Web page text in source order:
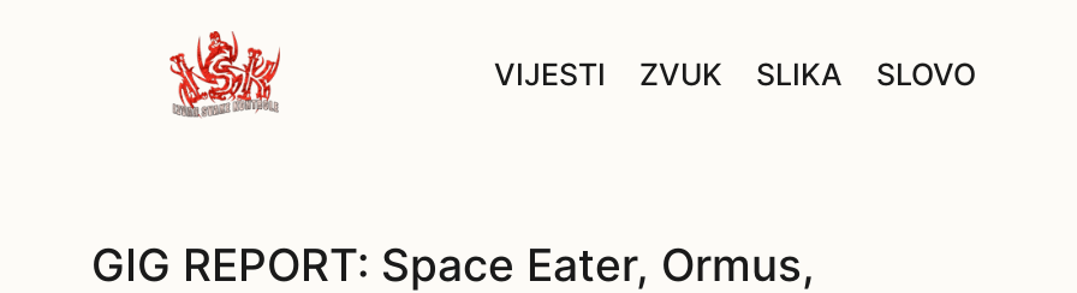
VIJESTI ZVUK SLIKA SLOVO
GIG REPORT: Space Eater, Ormus,